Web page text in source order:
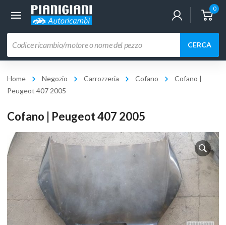
0
prodotti
CERCA
Home Negozio Carrozzeria Cofano
Cofano |
Peugeot 407 2005
Cofano | Peugeot 407 2005